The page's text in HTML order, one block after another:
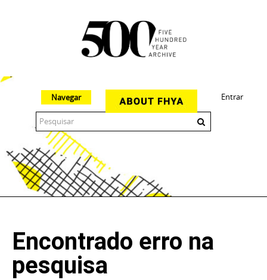
Entrar
Navegar
Encontrado erro na
pesquisa